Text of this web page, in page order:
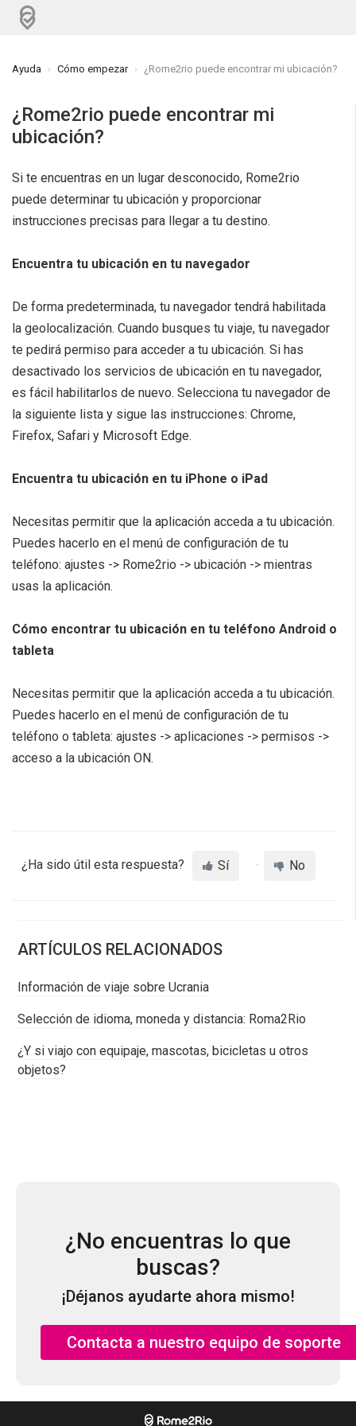
Ayuda Cómo empezar ¿Rome2rio puede encontrar mi ubicación?
¿Rome2rio puede encontrar mi
ubicación?
Si te encuentras en un lugar desconocido, Rome2rio
puede determinar tu ubicación y proporcionar
instrucciones precisas para llegar a tu destino.
Encuentra tu ubicación en tu navegador
De forma predeterminada, tu navegador tendrá habilitada
la geolocalización. Cuando busques tu viaje, tu navegador
te pedirá permiso para acceder a tu ubicación. Si has
desactivado los servicios de ubicación en tu navegador,
es fácil habilitarlos de nuevo. Selecciona tu navegador de
la siguiente lista y sigue las instrucciones: Chrome,
Firefox, Safari y Microsoft Edge.
Encuentra tu ubicación en tu iPhone o iPad
Necesitas permitir que la aplicación acceda a tu ubicación.
Puedes hacerlo en el menú de configuración de tu
teléfono: ajustes -> Rome2rio -> ubicación -> mientras
usas la aplicación.
Cómo encontrar tu ubicación en tu teléfono Android o
tableta
Necesitas permitir que la aplicación acceda a tu ubicación.
Puedes hacerlo en el menú de configuración de tu
teléfono o tableta: ajustes -> aplicaciones -> permisos ->
acceso a la ubicación ON.
¿Ha sido útil esta respuesta? Sí No
ARTÍCULOS RELACIONADOS
Información de viaje sobre Ucrania
Selección de idioma, moneda y distancia: Roma2Rio
¿Y si viajo con equipaje, mascotas, bicicletas u otros
objetos?
¿No encuentras lo que
buscas?
¡Déjanos ayudarte ahora mismo!
Contacta a nuestro equipo de soporte